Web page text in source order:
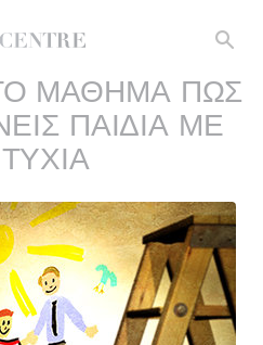
ΜΑΘΗΜΑ ΠΩΣ
ΠΑΙΔΙΑ ΜΕ